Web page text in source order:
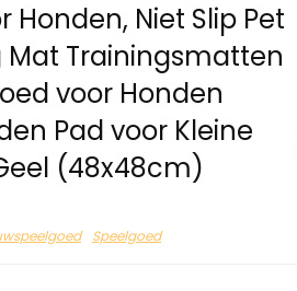
Honden, Niet Slip Pet
Mat Trainingsmatten
voor Honden
Pad voor Kleine
(48x48cm)
Speelgoed